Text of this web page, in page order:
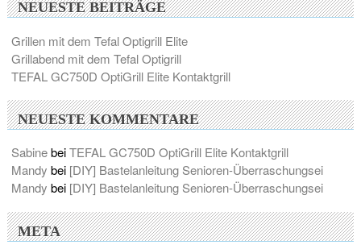
NEUESTE BEITRÄGE
Grillen mit dem Tefal Optigrill Elite
Grillabend mit dem Tefal Optigrill
TEFAL GC750D OptiGrill Elite Kontaktgrill
NEUESTE KOMMENTARE
SabinebeiTEFAL GC750D OptiGrill Elite Kontaktgrill
Mandy bei [DIY] Bastelanleitung Senioren-Überraschungsei
Mandy bei [DIY] Bastelanleitung Senioren-Überraschungsei
META